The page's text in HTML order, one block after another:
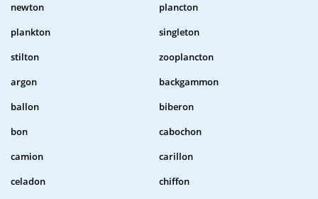
newton
plancton
plankton
singleton
stilton
zooplancton
argon
backgammon
ballon
biberon
bon
cabochon
camion
carillon
celadon
chiffon